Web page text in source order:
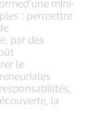
mini-
: permettre
par des
le
la